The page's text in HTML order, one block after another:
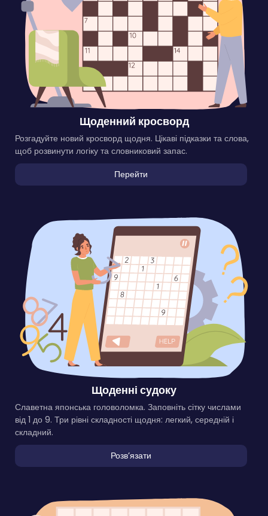
Щоденний кросворд
Розгадуйте новий кросворд щодня. Цікаві підказки та слова,
щоб розвинути логіку та словниковий запас.
Перейти
Щоденні судоку
Славетна японська головоломка. Заповніть сітку числами
від 1 до 9. Три рівні складності щодня: легкий, середній і
складний.
Розвʼязати